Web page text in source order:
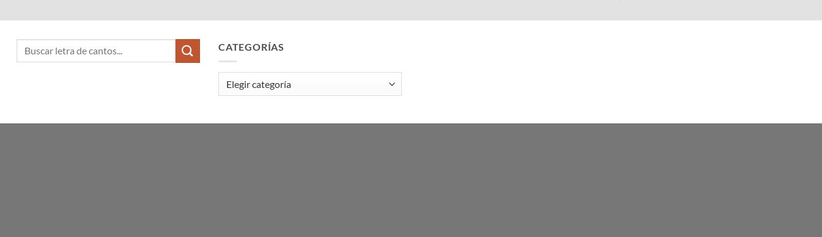
CATEGORÍAS